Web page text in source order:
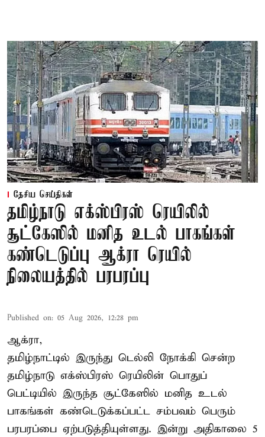
தேசிய செய்திகள்
தமிழ்நாடு எக்ஸ்பிரஸ் ரெயிலில்
சூட்கேஸில் மனித உடல் பாகங்கள்
கண்டெடுப்பு ஆக்ரா ரெயில்
நிலையத்தில் பரபரப்பு
Published on: 05 Aug 2026, 12:28 pm
ஆக்ரா,
தமிழ்நாட்டில் இருந்து டெல்லி நோக்கி சென்ற
தமிழ்நாடு எக்ஸ்பிரஸ் ரெயிலின் பொதுப்
பெட்டியில் இருந்த சூட்கேஸில் மனித உடல்
பாகங்கள் கண்டெடுக்கப்பட்ட சம்பவம் பெரும்
பரபரப்பை ஏற்படுத்தியுள்ளது. இன்று அதிகாலை 5